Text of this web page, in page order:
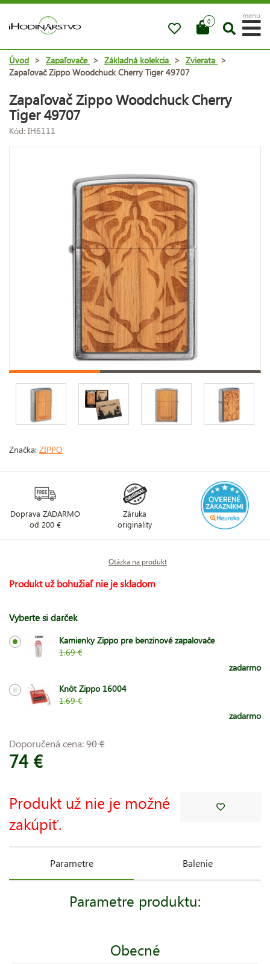
0
menu
Úvod > Zapaľovače > Základná kolekcia > Zvierata >
Zapaľovač Zippo Woodchuck Cherry Tiger 49707
Zapaľovač Zippo Woodchuck Cherry
Tiger 49707
Kód: IH6111
Značka: ZIPPO
Doprava ZADARMO
od 200 €
Záruka
originality
Otázka na produkt
Produkt už bohužiaľ nie je skladom
Vyberte si darček
Kamienky Zippo pre benzinové zapalovače
1.69 €
zadarmo
Knôt Zippo 16004
1.69 €
zadarmo
Doporučená cena:90 €
74 €
Produkt už nie je možné
zakúpiť.
Parametre Balenie
Parametre produktu:
Obecné